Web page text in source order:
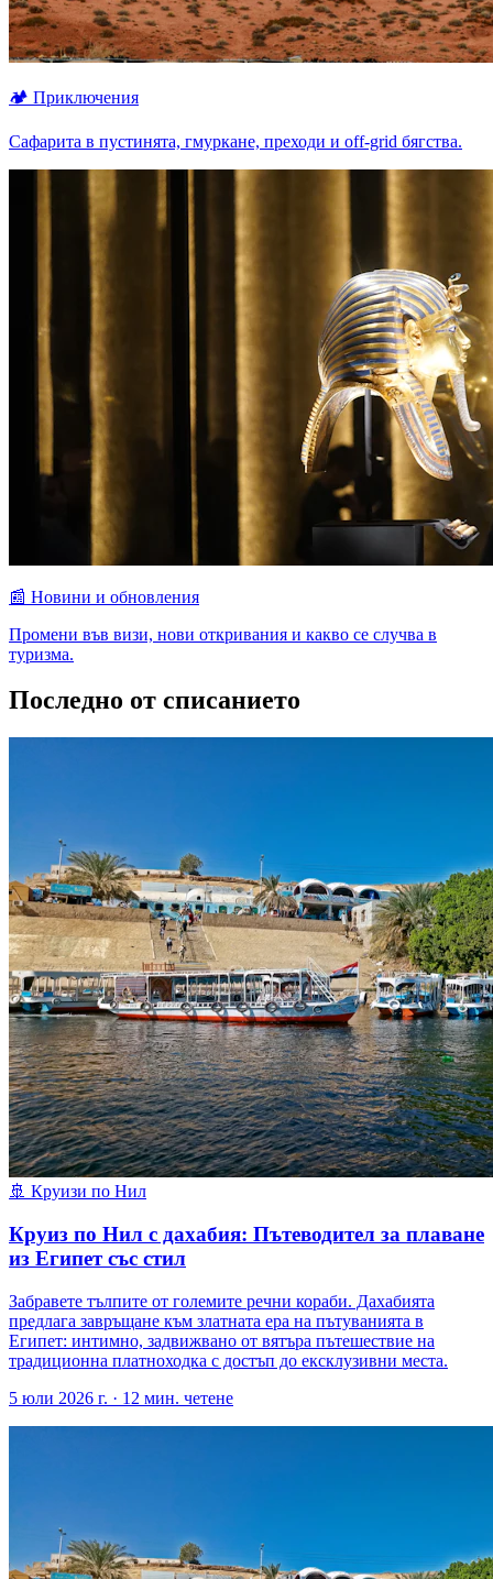
🏕 Приключения
Сафарита в пустинята, гмуркане, преходи и off-grid бягства.
📰 Новини и обновления
Промени във визи, нови откривания и какво се случва в
туризма.
Последно от списанието
🚢 Круизи по Нил
Круиз по Нил с дахабия: Пътеводител за плаване
из Египет със стил
Забравете тълпите от големите речни кораби. Дахабията
предлага завръщане към златната ера на пътуванията в
Египет: интимно, задвижвано от вятъра пътешествие на
традиционна платноходка с достъп до ексклузивни места.
5 юли 2026 г. · 12 мин. четене